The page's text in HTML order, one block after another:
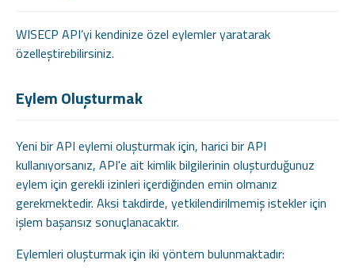
WISECP API’yi kendinize özel eylemler yaratarak
özelleştirebilirsiniz.
Eylem Oluşturmak
Yeni bir API eylemi oluşturmak için, harici bir API
kullanıyorsanız, API'e ait kimlik bilgilerinin oluşturduğunuz
eylem için gerekli izinleri içerdiğinden emin olmanız
gerekmektedir. Aksi takdirde, yetkilendirilmemiş istekler için
işlem başarısız sonuçlanacaktır.
Eylemleri oluşturmak için iki yöntem bulunmaktadır: